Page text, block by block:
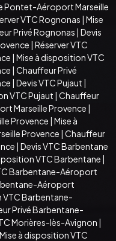
Pontet-Aéroport Marseille
VTC Rognonas | Mise
Privé Rognonas | Devis
| Réserver VTC
| Mise à disposition VTC
| Chauffeur Privé
| Devis VTC Pujaut |
VTC Pujaut | Chauffeur
Marseille Provence |
Provence | Mise à
Provence | Chauffeur
| Devis VTC Barbentane
VTC Barbentane |
Barbentane-Aéroport
Aéroport
VTC Barbentane-
Privé Barbentane-
Morières-lès-Avignon |
Mise à disposition VTC